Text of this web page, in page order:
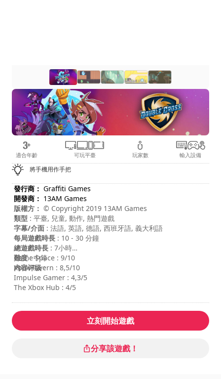
適合年齡 可玩平臺 玩家數 輸入設備
將手機用作手把
發行商： Graffiti Games
開發商： 13AM Games
版權方： © Copyright 2019 13AM Games
類型 : 平臺, 兒童, 動作, 熱門遊戲
字幕/介面 : 法語, 英語, 德語, 西班牙語, 義大利語
每局遊戲時長 : 10 - 30 分鐘
總遊戲時長 : 7小時
難度: 中等
内容评级:
Game Space : 9/10
Xbox Tavern : 8,5/10
Impulse Gamer : 4,3/5
The Xbox Hub : 4/5
立刻開始遊戲
分享該遊戲！